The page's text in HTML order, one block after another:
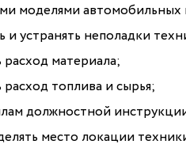
моделями автомобильных
и устранять неполадки
материала;
топлива и сырья;
должностной
место локации